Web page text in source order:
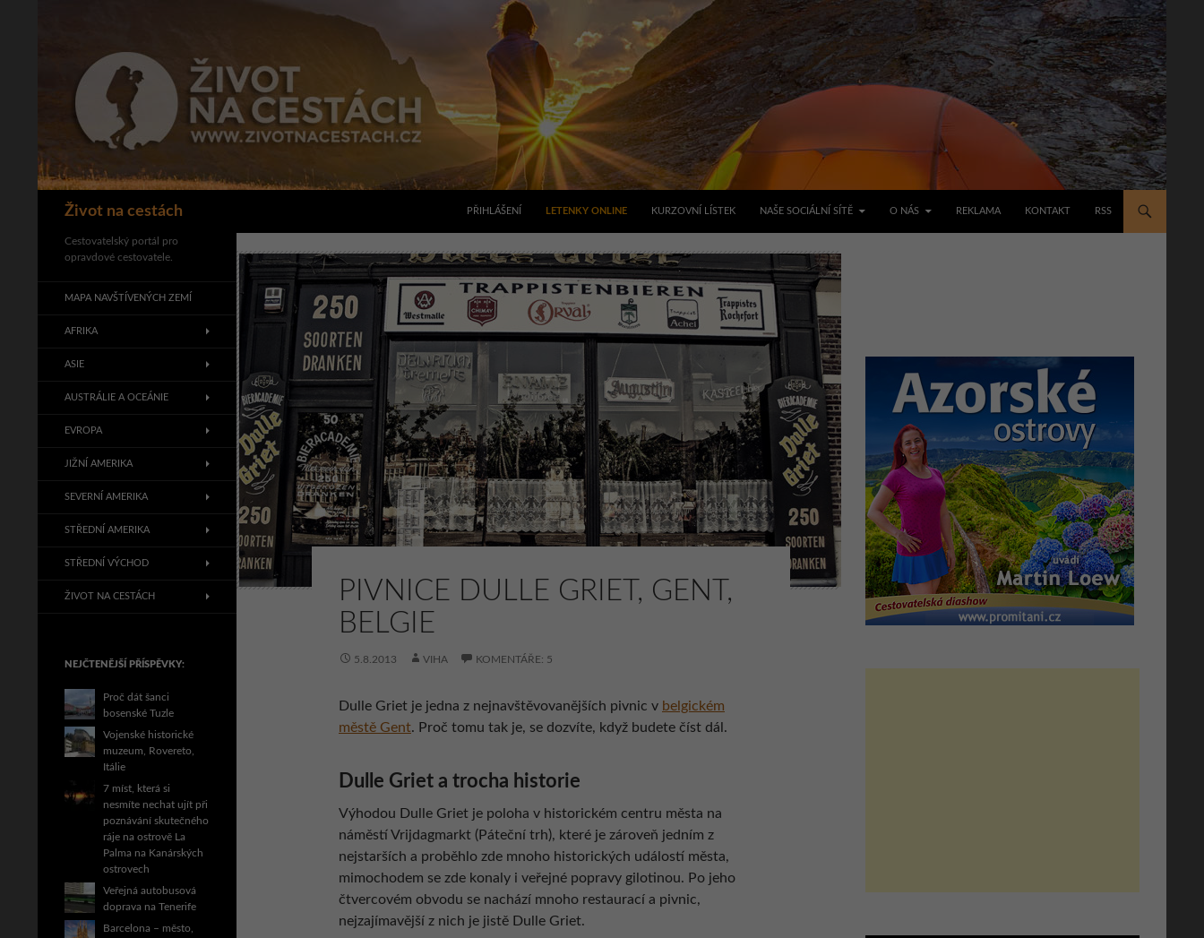
Život na cestách
Hledat
PŘIHLÁŠENÍ LETENKY ONLINE KURZOVNÍ LÍSTEK NAŠE SOCIÁLNÍ SÍTĚ O NÁS REKLAMA KONTAKT RSS
PIVNICE DULLE GRIET, GENT,
BELGIE
5.8.2013 VIHA KOMENTÁŘE: 5
Dulle Griet je jedna z nejnavštěvovanějších pivnic v belgickém
městě Gent. Proč tomu tak je, se dozvíte, když budete číst dál.
Dulle Griet a trocha historie
Výhodou Dulle Griet je poloha v historickém centru města na
náměstí Vrijdagmarkt (Páteční trh), které je zároveň jedním z
nejstarších a proběhlo zde mnoho historických událostí města,
mimochodem se zde konaly i veřejné popravy gilotinou. Po jeho
čtvercovém obvodu se nachází mnoho restaurací a pivnic,
nejzajímavější z nich je jistě Dulle Griet.
Cestovatelský portál pro
opravdové cestovatele.
MAPA NAVŠTÍVENÝCH ZEMÍ
AFRIKA
ASIE
AUSTRÁLIE A OCEÁNIE
EVROPA
JIŽNÍ AMERIKA
SEVERNÍ AMERIKA
STŘEDNÍ AMERIKA
STŘEDNÍ VÝCHOD
ŽIVOT NA CESTÁCH
NEJČTENĚJŠÍ PŘÍSPĚVKY:
Proč dát šanci
bosenské Tuzle
Vojenské historické
muzeum, Rovereto,
Itálie
7 míst, která si
nesmíte nechat ujít při
poznávání skutečného
ráje na ostrově La
Palma na Kanárských
ostrovech
Veřejná autobusová
doprava na Tenerife
Barcelona – město,